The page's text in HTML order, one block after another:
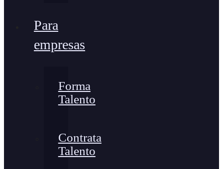
Para
empresas
Forma
Talento
Contrata
Talento